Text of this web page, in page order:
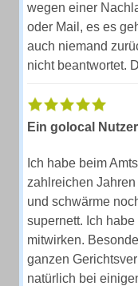
wegen einer
oder Mail, es es
auch niemand
nicht beantwortet.
Ein golocal Nutzer
Ich habe beim
zahlreichen
und schwärme
supernett. Ich
mitwirken.
ganzen
natürlich bei